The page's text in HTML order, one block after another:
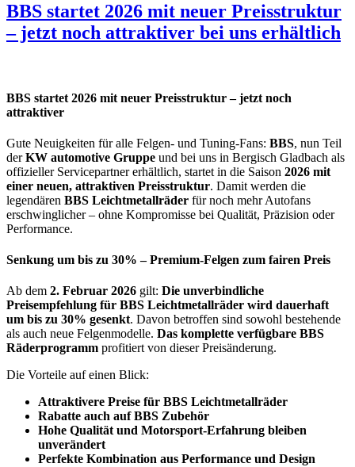
BBS startet 2026 mit neuer Preisstruktur
– jetzt noch attraktiver bei uns erhältlich
BBS startet 2026 mit neuer Preisstruktur – jetzt noch
attraktiver
Gute Neuigkeiten für alle Felgen- und Tuning-Fans: BBS, nun Teil
derKW automotive Gruppe und bei uns in Bergisch Gladbach als
offizieller Servicepartner erhältlich, startet in die Saison 2026 mit
einer neuen, attraktiven Preisstruktur. Damit werden die
legendären BBS Leichtmetallräder für noch mehr Autofans
erschwinglicher – ohne Kompromisse bei Qualität, Präzision oder
Performance.
Senkung um bis zu 30% – Premium-Felgen zum fairen Preis
Ab dem 2. Februar 2026 gilt: Die unverbindliche
Preisempfehlung für BBS Leichtmetallräder wird dauerhaft
um bis zu 30% gesenkt. Davon betroffen sind sowohl bestehende
als auch neue Felgenmodelle. Das komplette verfügbare BBS
Räderprogramm profitiert von dieser Preisänderung.
Die Vorteile auf einen Blick:
Attraktivere Preise für BBS Leichtmetallräder
Rabatte auch auf BBS Zubehör
Hohe Qualität und Motorsport-Erfahrung bleiben
unverändert
Perfekte Kombination aus Performance und Design